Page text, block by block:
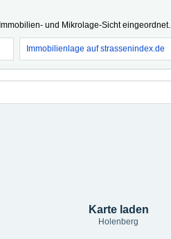
und Mikrolage-Sicht eingeordnet.
Immobilienlage auf strassenindex.de
Karte laden
Holenberg